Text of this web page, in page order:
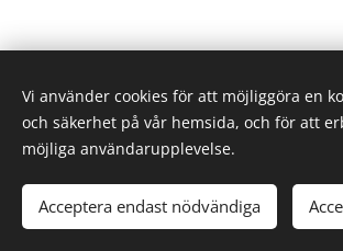
Cookies
Vi använder cookies för att möjliggöra en
och säkerhet på vår hemsida, och för att
möjliga användarupplevelse.
Acceptera endast nödvändiga